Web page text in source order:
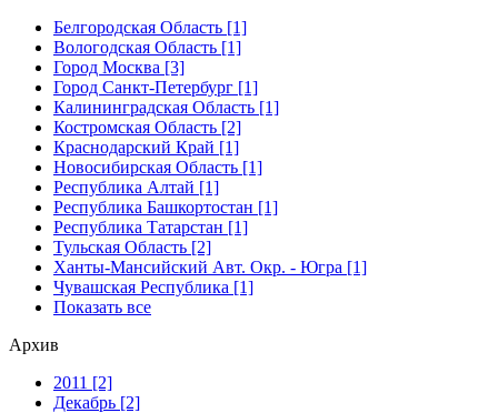
Белгородская Область [1]
Вологодская Область [1]
Город Москва [3]
Город Санкт-Петербург [1]
Калининградская Область [1]
Костромская Область [2]
Краснодарский Край [1]
Новосибирская Область [1]
Республика Алтай [1]
Республика Башкортостан [1]
Республика Татарстан [1]
Тульская Область [2]
Ханты-Мансийский Авт. Окр. - Югра [1]
Чувашская Республика [1]
Показать все
Архив
2011 [2]
Декабрь [2]